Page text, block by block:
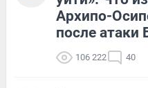
Архипо-
после атаки
106 222 40